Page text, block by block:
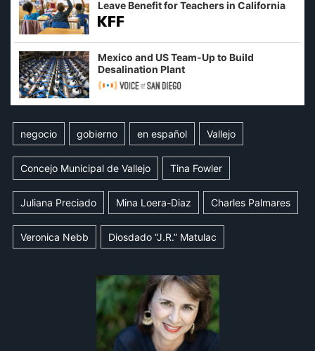
Leave Benefit for Teachers in California
Mexico and US Team-Up to Build
Desalination Plant
negocio gobierno en español Vallejo
Concejo Municipal de Vallejo Tina Fowler
Juliana Preciado Mina Loera-Diaz Charles Palmares
Veronica Nebb Diosdado “J.R.” Matulac